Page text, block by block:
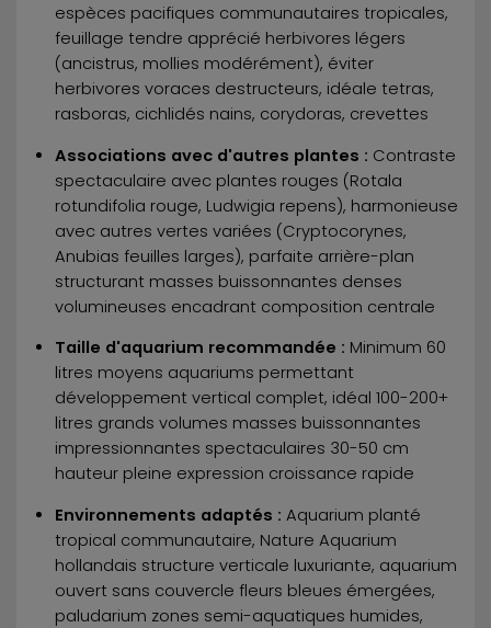
espèces pacifiques communautaires tropicales,
feuillage tendre apprécié herbivores légers
(ancistrus, mollies modérément), éviter
herbivores voraces destructeurs, idéale tetras,
rasboras, cichlidés nains, corydoras, crevettes
Associations avec d'autres plantes : Contraste
spectaculaire avec plantes rouges (Rotala
rotundifolia rouge, Ludwigia repens), harmonieuse
avec autres vertes variées (Cryptocorynes,
Anubias feuilles larges), parfaite arrière-plan
structurant masses buissonnantes denses
volumineuses encadrant composition centrale
Taille d'aquarium recommandée : Minimum 60
litres moyens aquariums permettant
développement vertical complet, idéal 100-200+
litres grands volumes masses buissonnantes
impressionnantes spectaculaires 30-50 cm
hauteur pleine expression croissance rapide
Environnements adaptés : Aquarium planté
tropical communautaire, Nature Aquarium
hollandais structure verticale luxuriante, aquarium
ouvert sans couvercle fleurs bleues émergées,
paludarium zones semi-aquatiques humides,